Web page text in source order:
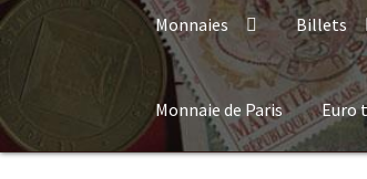
Monnaies Billets
Monnaie de Paris Euro